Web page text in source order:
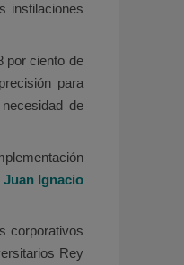
instilaciones
por ciento de
para
de
Juan Ignacio
corporativos
Rey